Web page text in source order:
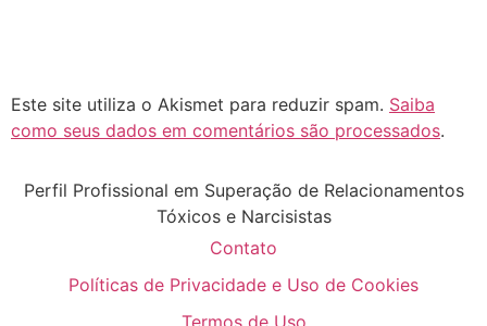
Este site utiliza o Akismet para reduzir spam. Saiba
como seus dados em comentários são processados.
Perfil Profissional em Superação de Relacionamentos
Tóxicos e Narcisistas
Contato
Políticas de Privacidade e Uso de Cookies
Termos de Uso